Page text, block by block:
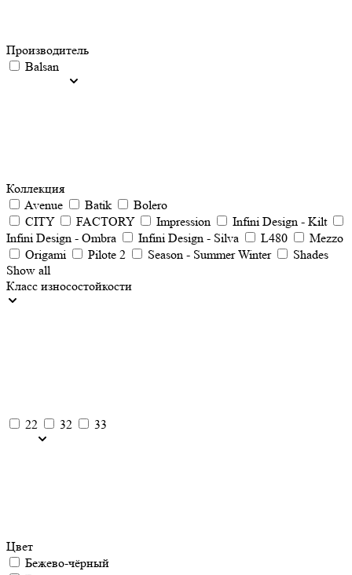
Производитель
Balsan
Коллекция
Avenue
Batik
Bolero
CITY
FACTORY Impression
Infini Design - Kilt
Infini Design - Ombra
Infini Design - Silva L480
Mezzo
Origami
Pilote 2 Season - Summer Winter
Shades
Show all
Класс износостойкости
22 32 33
Цвет
Бежево-чёрный